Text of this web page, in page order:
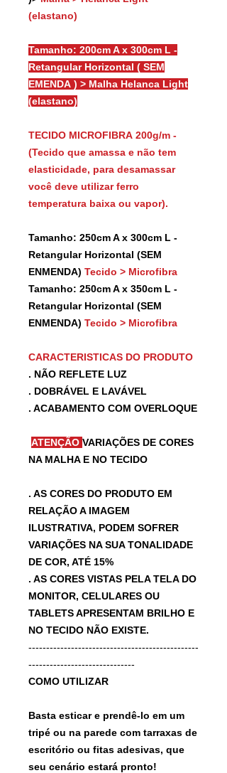
(elastano)
Tamanho: 200cm A x 300cm L -
Retangular Horizontal ( SEM
EMENDA ) > Malha Helanca Light
(elastano)
TECIDO MICROFIBRA 200g/m -
(Tecido que amassa e não tem
elasticidade, para desamassar
você deve utilizar ferro
temperatura baixa ou vapor).
Tamanho: 250cm A x 300cm L -
Retangular Horizontal (SEM
ENMENDA) Tecido > Microfibra
Tamanho: 250cm A x 350cm L -
Retangular Horizontal (SEM
ENMENDA) Tecido > Microfibra
CARACTERISTICAS DO PRODUTO
. NÃO REFLETE LUZ
. DOBRÁVEL E LAVÁVEL
. ACABAMENTO COM OVERLOQUE
ATENÇÃO VARIAÇÕES DE CORES
NA MALHA E NO TECIDO
. AS CORES DO PRODUTO EM
RELAÇÃO A IMAGEM
ILUSTRATIVA, PODEM SOFRER
VARIAÇÕES NA SUA TONALIDADE
DE COR, ATÉ 15%
. AS CORES VISTAS PELA TELA DO
MONITOR, CELULARES OU
TABLETS APRESENTAM BRILHO E
NO TECIDO NÃO EXISTE.
------------------------------------------------
------------------------------
COMO UTILIZAR
Basta esticar e prendê-lo em um
tripé ou na parede com tarraxas de
escritório ou fitas adesivas, que
seu cenário estará pronto!